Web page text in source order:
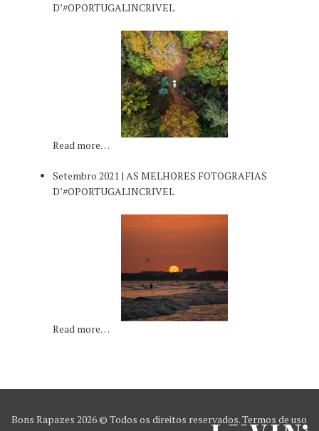
D’#OPORTUGALINCRIVEL
Read more…
Setembro 2021 | AS MELHORES FOTOGRAFIAS
D’#OPORTUGALINCRIVEL
Read more…
Bons Rapazes 2026 © Todos os direitos reservados.Termos de uso